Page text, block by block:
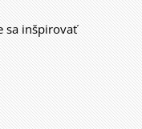
sa inšpirovať